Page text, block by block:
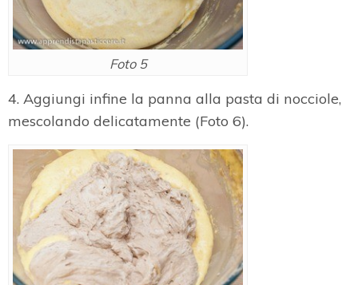
Foto 5
4. Aggiungi infine la panna alla pasta di nocciole,
mescolando delicatamente (Foto 6).